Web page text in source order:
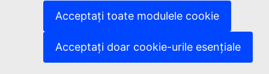
Acceptați toate modulele cookie
Acceptați doar cookie-urile esențiale